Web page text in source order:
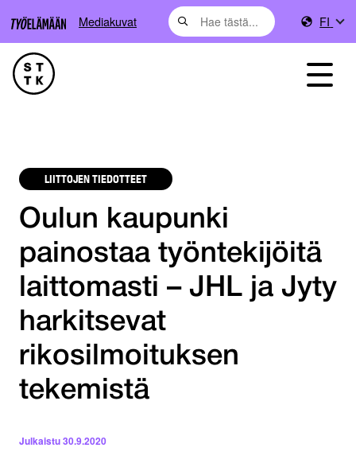
Mediakuvat FI
LIITTOJEN TIEDOTTEET
Oulun kaupunki
painostaa työntekijöitä
laittomasti – JHL ja Jyty
harkitsevat
rikosilmoituksen
tekemistä
Julkaistu30.9.2020